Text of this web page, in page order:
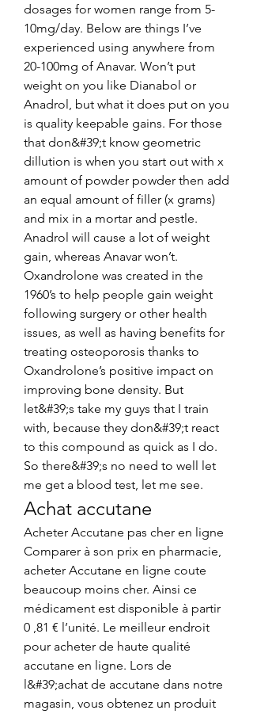
dosages for women range from 5-
10mg/day. Below are things I’ve
experienced using anywhere from
20-100mg of Anavar. Won’t put
weight on you like Dianabol or
Anadrol, but what it does put on you
is quality keepable gains. For those
that don&#39;t know geometric
dillution is when you start out with x
amount of powder powder then add
an equal amount of filler (x grams)
and mix in a mortar and pestle.
Anadrol will cause a lot of weight
gain, whereas Anavar won’t.
Oxandrolone was created in the
1960’s to help people gain weight
following surgery or other health
issues, as well as having benefits for
treating osteoporosis thanks to
Oxandrolone’s positive impact on
improving bone density. But
let&#39;s take my guys that I train
with, because they don&#39;t react
to this compound as quick as I do.
So there&#39;s no need to well let
me get a blood test, let me see.
Achat accutane
Acheter Accutane pas cher en ligne
Comparer à son prix en pharmacie,
acheter Accutane en ligne coute
beaucoup moins cher. Ainsi ce
médicament est disponible à partir
0 ,81 € l’unité. Le meilleur endroit
pour acheter de haute qualité
accutane en ligne. Lors de
l&#39;achat de accutane dans notre
magasin, vous obtenez un produit